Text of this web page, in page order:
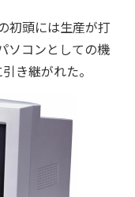
初頭には生産が打
ソコンとしての機
き継がれた。